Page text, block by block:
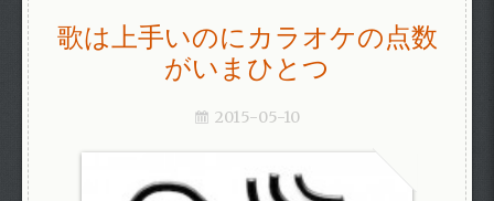
歌は上手いのにカラオケの点数
がいまひとつ
2015-05-10